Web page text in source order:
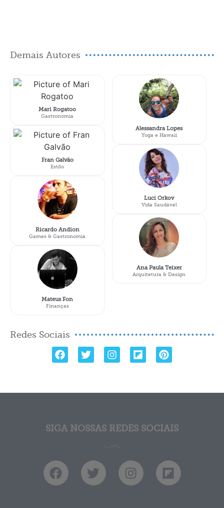
Demais Autores
Mari Rogatoo
Gastronomia
Fran Galvão
Estilo
Ricardo Andion
Games & Gastronomia
Mateus Fon
Finanças
Alessandra Lopes
Yoga e Hawaii
Luci Orkov
Vida Saudável
Ana Paula Teixer
Arquitetura & Design
Redes Sociais
SIGA NOSSAS REDES SOCIAIS